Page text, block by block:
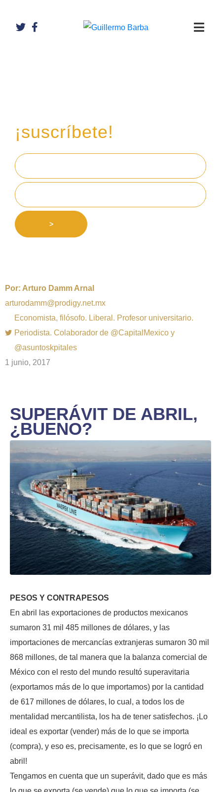
¡suscríbete!
>
Por: Arturo Damm Arnal
arturodamm@prodigy.net.mx
Economista, filósofo. Liberal. Profesor universitario.
Periodista. Colaborador de @CapitalMexico y
@asuntoskpitales
1 junio, 2017
SUPERÁVIT DE ABRIL,
¿BUENO?
PESOS Y CONTRAPESOS
En abril las exportaciones de productos mexicanos
sumaron 31 mil 485 millones de dólares, y las
importaciones de mercancías extranjeras sumaron 30 mil
868 millones, de tal manera que la balanza comercial de
México con el resto del mundo resultó superavitaria
(exportamos más de lo que importamos) por la cantidad
de 617 millones de dólares, lo cual, a todos los de
mentalidad mercantilista, los ha de tener satisfechos. ¡Lo
ideal es exportar (vender) más de lo que se importa
(compra), y eso es, precisamente, es lo que se logró en
abril!
Tengamos en cuenta que un superávit, dado que es más